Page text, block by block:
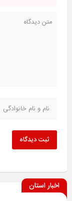
ثبت دیدگاه
اخبار استان